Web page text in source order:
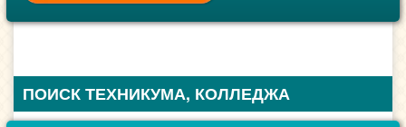
ПОИСК ТЕХНИКУМА, КОЛЛЕДЖА